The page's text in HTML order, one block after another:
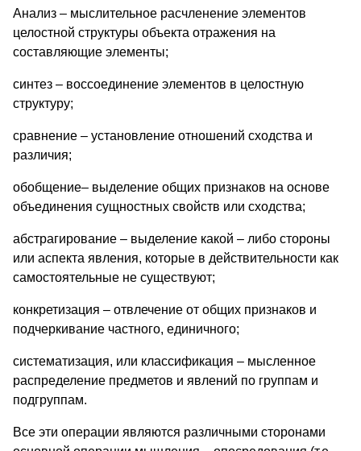
Анализ – мыслительное расчленение элементов
целостной структуры объекта отражения на
составляющие элементы;
синтез – воссоединение элементов в целостную
структуру;
сравнение – установление отношений сходства и
различия;
обобщение– выделение общих признаков на основе
объединения сущностных свойств или сходства;
абстрагирование – выделение какой – либо стороны
или аспекта явления, которые в действительности как
самостоятельные не существуют;
конкретизация – отвлечение от общих признаков и
подчеркивание частного, единичного;
систематизация, или классификация – мысленное
распределение предметов и явлений по группам и
подгруппам.
Все эти операции являются различными сторонами